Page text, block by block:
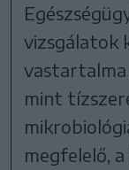
vizsgálatok
mint
megfelelő,